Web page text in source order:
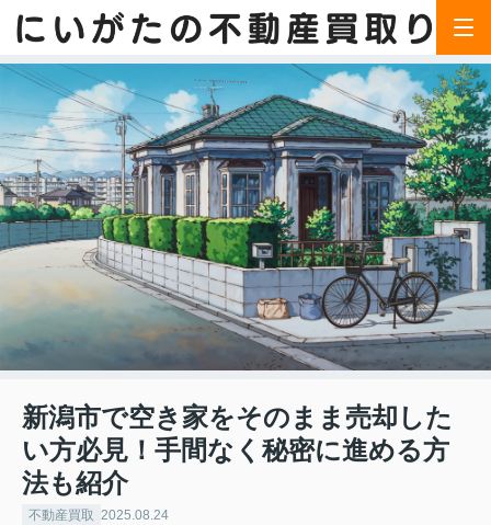
新潟市で空き家をそのまま売却した
い方必見！手間なく秘密に進める方
法も紹介
不動産買取 2025.08.24